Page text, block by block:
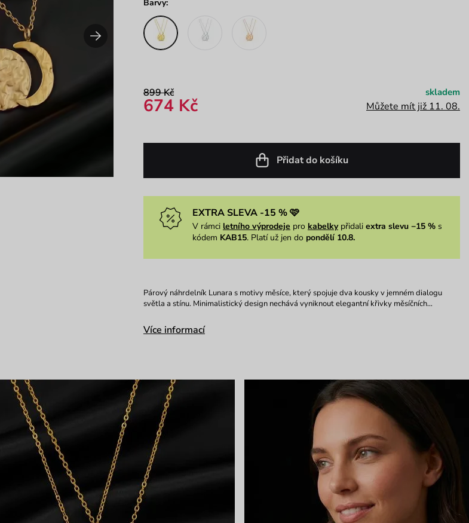
Barvy:
899 Kč
674 Kč
skladem
Můžete mít již 11. 08.
Přidat do košíku
EXTRA SLEVA -15 % 🩷
V rámci letního výprodeje pro kabelkypřidali extra slevu −15 %s
kódem KAB15. Platí už jen do pondělí 10.8.
Párový náhrdelník Lunara s motivy měsíce, který spojuje dva kousky v jemném dialogu
světla a stínu. Minimalistický design nechává vyniknout elegantní křivky měsíčních…
Více informací